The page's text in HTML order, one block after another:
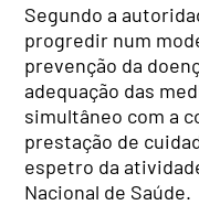
Segundo a
progredir num
prevenção da
adequação das
simultâneo com a
prestação de
espetro da
Nacional de Saúde.